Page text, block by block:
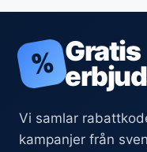
% Gratis
Vi samlar
kampanjer från